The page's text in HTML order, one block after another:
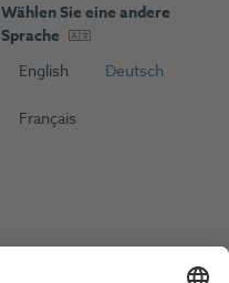
Wählen Sie eine andere
Sprache
English
Deutsch
Français